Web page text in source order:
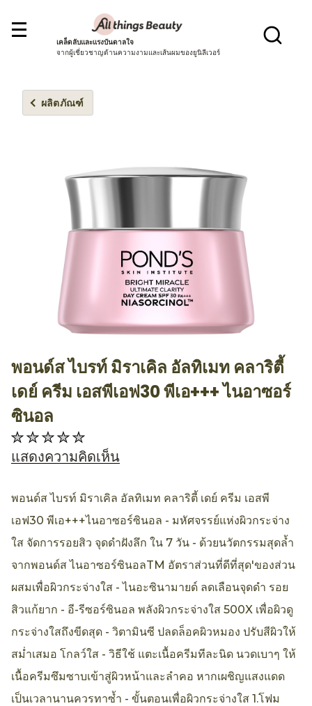
เคล็ดลับและแรงบันดาลใจ
จากผู้เชี่ยวชาญด้านความงามและเส้นผมของยูนิลีเวอร์
ผลิตภัณฑ์
พอนด์ส ไบรท์ มิราเคิล อัลทิเมท คลาริตี้
เดย์ ครีม เอสพีเอฟ30 พีเอ+++ ไนอาซอร์
ซินอล
ไม่มี
การ
คะแนน
product
นี้
แสดงความคิดเห็น
พอนด์ส ไบรท์ มิราเคิล อัลทิเมท คลาริตี้ เดย์ ครีม เอสพี
เอฟ30 พีเอ+++ไนอาซอร์ซินอล - มหัศจรรย์แห่งผิวกระจ่าง
ใส จัดการรอยสิว จุดดำฝังลึก ใน 7 วัน - ด้วยนวัตกรรมสุดล้ำ
จากพอนด์ส ไนอาซอร์ซินอลTM อัตราส่วนที่ดีที่สุด'ของส่วน
ผสมเพื่อผิวกระจ่างใส - ไนอะซินามายด์ ลดเลือนจุดดำ รอย
สิวแก้ยาก - อี-รีซอร์ซินอล พลังผิวกระจ่างใส 500X เพื่อผิวดู
กระจ่างใสถึงขีดสุด - วิตามินซี ปลดล็อคผิวหมอง ปรับสีผิวให้
สม่ำเสมอ โกลว์ใส - วิธีใช้ แตะเนื้อครีมทีละนิด นวดเบาๆ ให้
เนื้อครีมซึมซาบเข้าสู่ผิวหน้าและลำคอ หากเผชิญแสงแดด
เป็นเวลานานควรทาซ้ำ - ขั้นตอนเพื่อผิวกระจ่างใส 1.โฟม